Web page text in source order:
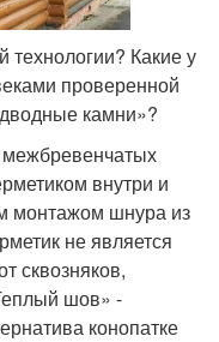
технологии? Какие у
проверенной
камни»?
внутри и
монтажом шнура из
не является
сквозняков,
шов» -
конопатке